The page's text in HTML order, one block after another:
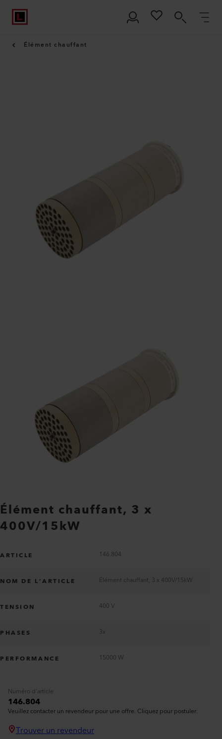
Élément chauffant
Élément chauffant, 3 x
400V/15kW
ARTICLE 146.804
NOM DE L’ARTICLE Élément chauffant, 3 x 400V/15kW
TENSION 400 V
PHASES 3x
PERFORMANCE 15000 W
Numéro d'article
146.804
Veuillez contacter un revendeur pour une offre. Cliquez pour postuler.
Trouver un revendeur